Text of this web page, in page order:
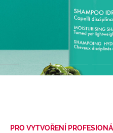
PRO VYTVOŘENÍ